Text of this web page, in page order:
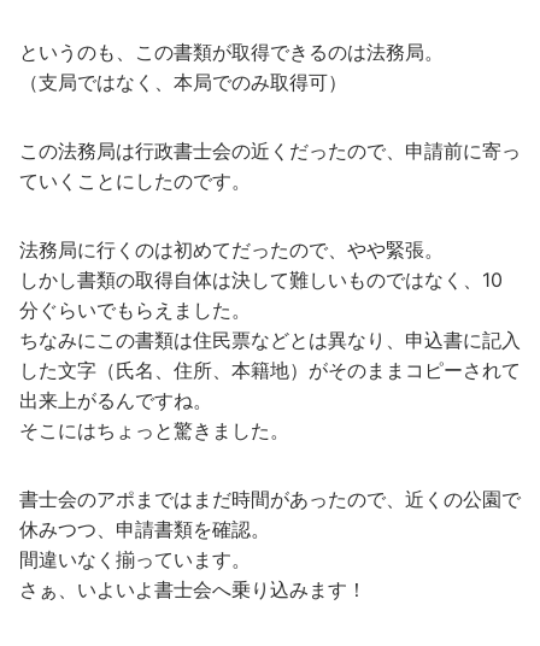
というのも、この書類が取得できるのは法務局。
（支局ではなく、本局でのみ取得可）
この法務局は行政書士会の近くだったので、申請前に寄っ
ていくことにしたのです。
法務局に行くのは初めてだったので、やや緊張。
しかし書類の取得自体は決して難しいものではなく、10
分ぐらいでもらえました。
ちなみにこの書類は住民票などとは異なり、申込書に記入
した文字（氏名、住所、本籍地）がそのままコピーされて
出来上がるんですね。
そこにはちょっと驚きました。
書士会のアポまではまだ時間があったので、近くの公園で
休みつつ、申請書類を確認。
間違いなく揃っています。
さぁ、いよいよ書士会へ乗り込みます！